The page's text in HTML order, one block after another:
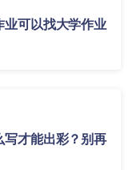
业可以找大学作业
写才能出彩？别再